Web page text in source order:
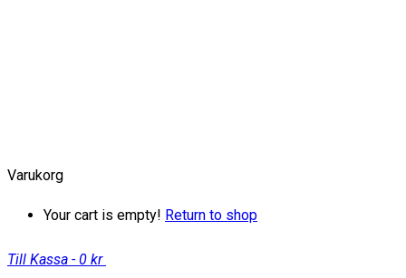
Varukorg
Your cart is empty! Return to shop
Till Kassa - 0 kr